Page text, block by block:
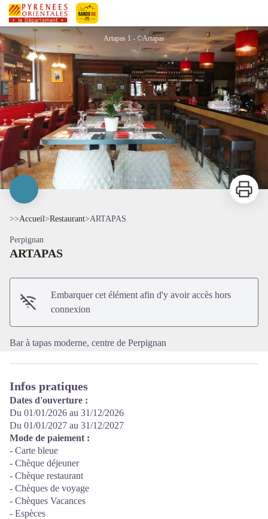
Pyrénées-Orientales Le Département
ARTAPAS
Artapas 1 - ©Artapas
Voir l'image en plein écran
Imprimer
>>Accueil>Restaurant>ARTAPAS
Perpignan
ARTAPAS
Embarquer cet élément afin d'y avoir accès hors
connexion
Bar à tapas moderne, centre de Perpignan
Infos pratiques
Dates d'ouverture :
Du 01/01/2026 au 31/12/2026
Du 01/01/2027 au 31/12/2027
Mode de paiement :
- Carte bleue
- Chèque déjeuner
- Chèque restaurant
- Chèques de voyage
- Chèques Vacances
- Espèces